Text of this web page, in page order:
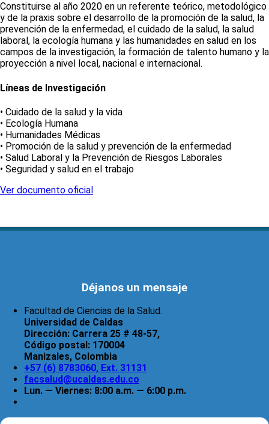
Constituirse al año 2020 en un referente teórico, metodológico
y de la praxis sobre el desarrollo de la promoción de la salud, la
prevención de la enfermedad, el cuidado de la salud, la salud
laboral, la ecología humana y las humanidades en salud en los
campos de la investigación, la formación de talento humano y la
proyección a nivel local, nacional e internacional.
Líneas de Investigación
• Cuidado de la salud y la vida
• Ecología Humana
• Humanidades Médicas
• Promoción de la salud y prevención de la enfermedad
• Salud Laboral y la Prevención de Riesgos Laborales
• Seguridad y salud en el trabajo
Ver documento oficial
Déjanos un mensaje
Facultad de Ciencias de la Salud.
Universidad de Caldas
Dirección: Carrera 25 # 48-57,
Código postal: 170004
Manizales, Colombia
+57 (6) 8783060, Ext. 31131
facsalud@ucaldas.edu.co
Lun. — Viernes: 8:00 a.m. — 6:00 p.m.